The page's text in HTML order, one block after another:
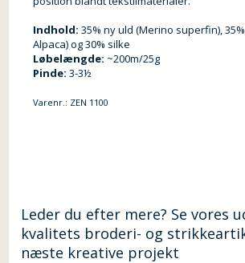
Indhold:35% ny uld (Merino superfin),
Alpaca) og 30% silke
Løbelængde: ~200m/25g
Pinde: 3-3½
Varenr.: ZEN 1100
Leder du efter mere? Se vores
kvalitets broderi- og
næste kreative projekt